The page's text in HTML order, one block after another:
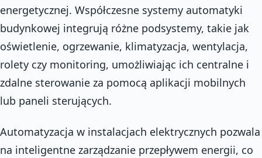
energetycznej. Współczesne systemy automatyki
budynkowej integrują różne podsystemy, takie jak
oświetlenie, ogrzewanie, klimatyzacja, wentylacja,
rolety czy monitoring, umożliwiając ich centralne i
zdalne sterowanie za pomocą aplikacji mobilnych
lub paneli sterujących.
Automatyzacja w instalacjach elektrycznych pozwala
na inteligentne zarządzanie przepływem energii, co